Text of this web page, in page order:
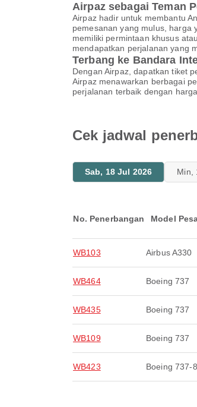
Airpaz sebagai Teman
Airpaz hadir untuk membantu
pemesanan yang mulus, harga
memiliki permintaan khusus
mendapatkan perjalanan yang
Terbang ke Bandara
Dengan Airpaz, dapatkan tiket
Airpaz menawarkan berbagai
perjalanan terbaik dengan
Cek jadwal
Sab, 18 Jul 2026 Min,
No. Penerbangan Model
WB103 Airbus A330
WB464 Boeing 737
WB435 Boeing 737
WB109 Boeing 737
WB423 Boeing 737-